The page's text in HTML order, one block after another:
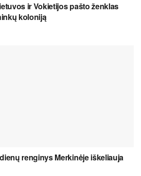
ir Vokietijos pašto ženklas
koloniją
renginys Merkinėje iškeliauja